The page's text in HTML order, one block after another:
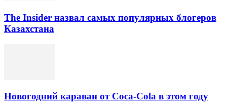
The Insider назвал самых популярных блогеров
Казахстана
Новогодний караван от Coca-Cola в этом году